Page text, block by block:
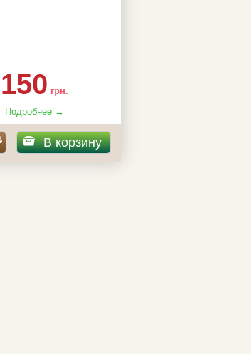
150 грн.
Подробнее →
В корзину